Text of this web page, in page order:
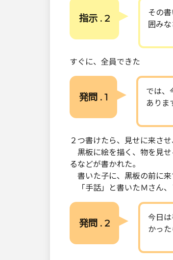
指示 . 2
その
囲みな
すぐに、全員できた
発問 . 1
では、
ありま
２つ書けたら、見せに来さ
黒板に絵を描く、物を見せ
るなどが書かれた。
書いた子に、黒板の前に来
「手話」と書いたＭさん、
発問 . 2
今日
かった